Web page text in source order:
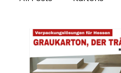
Ladungssicherung